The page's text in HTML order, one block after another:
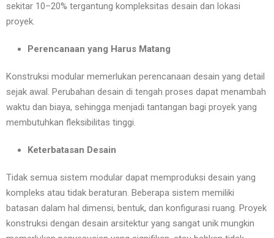
sekitar 10–20% tergantung kompleksitas desain dan lokasi
proyek.
Perencanaan yang Harus Matang
Konstruksi modular memerlukan perencanaan desain yang detail
sejak awal. Perubahan desain di tengah proses dapat menambah
waktu dan biaya, sehingga menjadi tantangan bagi proyek yang
membutuhkan fleksibilitas tinggi.
Keterbatasan Desain
Tidak semua sistem modular dapat memproduksi desain yang
kompleks atau tidak beraturan. Beberapa sistem memiliki
batasan dalam hal dimensi, bentuk, dan konfigurasi ruang. Proyek
konstruksi dengan desain arsitektur yang sangat unik mungkin